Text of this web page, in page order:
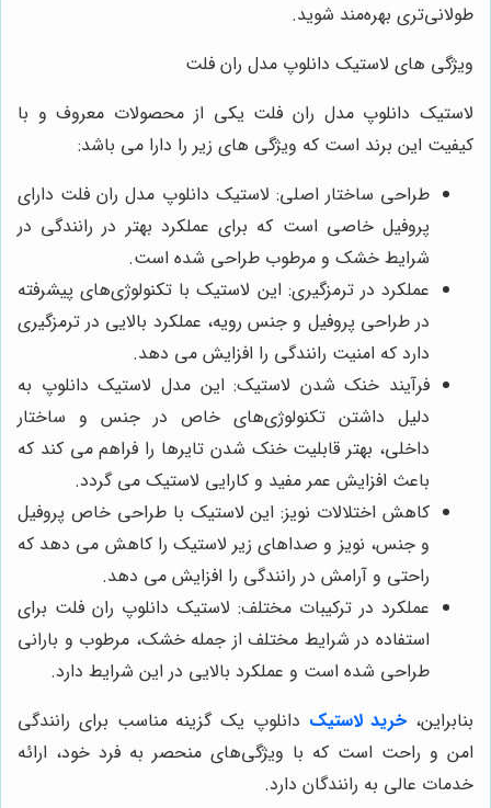
طولانی‌تری بهره‌مند شوید.
ویژگی های لاستیک دانلوپ مدل ران فلت
لاستیک دانلوپ مدل ران فلت یکی از محصولات معروف و با
کیفیت این برند است که ویژگی‌ های زیر را دارا می ‌باشد:
طراحی ساختار اصلی: لاستیک دانلوپ مدل ران فلت دارای
پروفیل خاصی است که برای عملکرد بهتر در رانندگی در
شرایط خشک و مرطوب طراحی شده است.
عملکرد در ترمزگیری: این لاستیک با تکنولوژی‌های پیشرفته
در طراحی پروفیل و جنس رویه، عملکرد بالایی در ترمزگیری
دارد که امنیت رانندگی را افزایش می ‌دهد.
فرآیند خنک شدن لاستیک: این مدل لاستیک دانلوپ به
دلیل داشتن تکنولوژی‌های خاص در جنس و ساختار
داخلی، بهتر قابلیت خنک شدن تایرها را فراهم می کند که
باعث افزایش عمر مفید و کارایی لاستیک می گردد.
کاهش اختلالات نویز: این لاستیک با طراحی خاص پروفیل
و جنس، نویز و صداهای زیر لاستیک را کاهش می‌ دهد که
راحتی و آرامش در رانندگی را افزایش می‌ دهد.
عملکرد در ترکیبات مختلف: لاستیک دانلوپ ران فلت برای
استفاده در شرایط مختلف از جمله خشک، مرطوب و بارانی
طراحی شده است و عملکرد بالایی در این شرایط دارد.
بنابراین، خرید لاستیک دانلوپ یک گزینه مناسب برای رانندگی
امن و راحت است که با ویژگی‌های منحصر به فرد خود، ارائه
خدمات عالی به رانندگان دارد.